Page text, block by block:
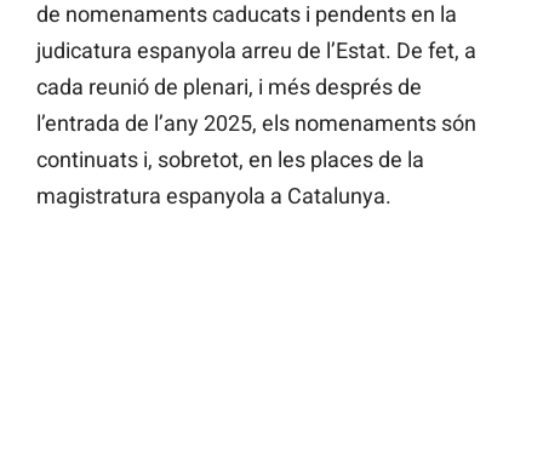
de nomenaments caducats i pendents en la
judicatura espanyola arreu de l’Estat. De fet, a
cada reunió de plenari, i més després de
l’entrada de l’any 2025, els nomenaments són
continuats i, sobretot, en les places de la
magistratura espanyola a Catalunya.